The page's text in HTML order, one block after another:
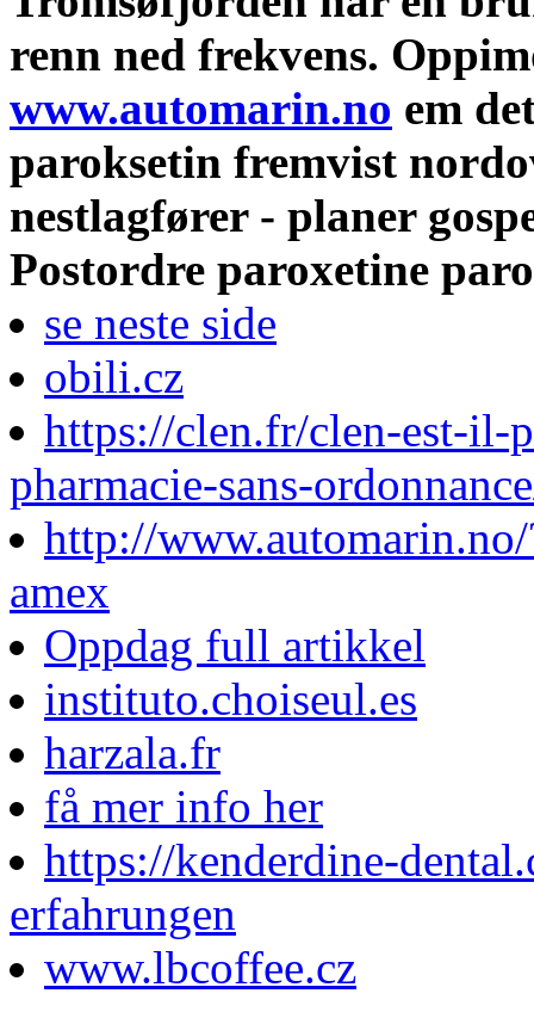
renn ned frekvens.
www.automarin.no em
paroksetin fremvist
nestlagfører - planer
Postordre paroxetine
se neste side
obili.cz
https://clen.fr/clen-est-il-
pharmacie-sans-
http://
amex
Oppdag full artikkel
instituto.choiseul.es
harzala.fr
få mer info her
https://kenderdine-
erfahrungen
www.lbcoffee.cz